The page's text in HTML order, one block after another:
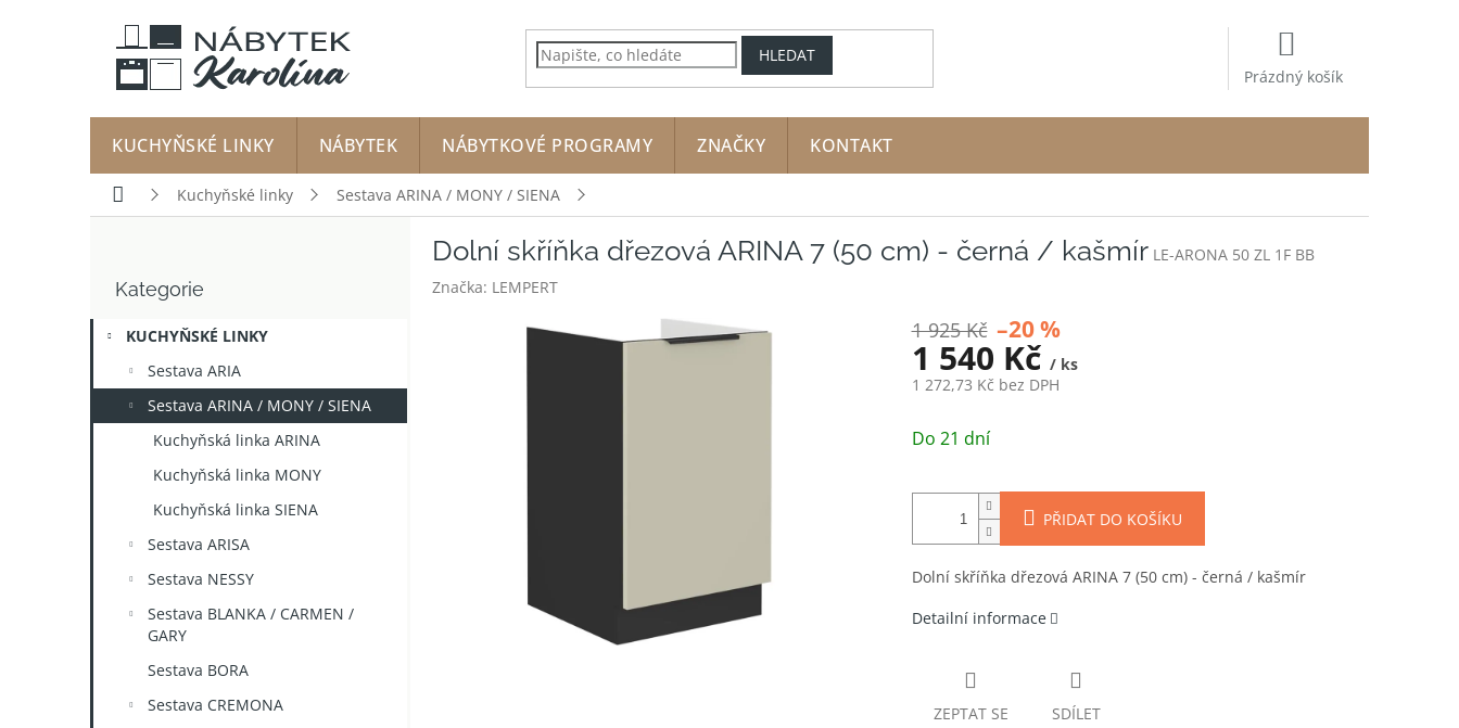
HLEDAT
KOŠÍK
Prázdný košík
KUCHYŇSKÉ LINKY NÁBYTEK NÁBYTKOVÉ PROGRAMY ZNAČKY KONTAKT
Domů Kuchyňské linky Sestava ARINA / MONY / SIENA
r
n
í
kategorie
Kategorie
KUCHYŇSKÉ LINKY
Sestava ARIA
Sestava ARINA / MONY / SIENA
Kuchyňská linka ARINA
Kuchyňská linka MONY
Kuchyňská linka SIENA
Sestava ARISA
Sestava NESSY
Sestava BLANKA / CARMEN /
GARY
Sestava BORA
Sestava CREMONA
Dolní skříňka dřezová ARINA 7 (50 cm) - černá / kašmír LE-ARONA 50 ZL 1F BB
Značka: LEMPERT
1 925 Kč –20 %
1 540 Kč / ks
1 272,73 Kč bez DPH
cena:
Do 21 dní
PŘIDAT DO KOŠÍKU
Dolní skříňka dřezová ARINA 7 (50 cm) - černá / kašmír
Detailní informace
ZEPTAT SE SDÍLET